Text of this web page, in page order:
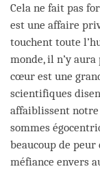
Cela ne fait pas
est une affaire
touchent toute
monde, il n’y
cœur est une
scientifiques
affaiblissent
sommes
beaucoup de
méfiance envers